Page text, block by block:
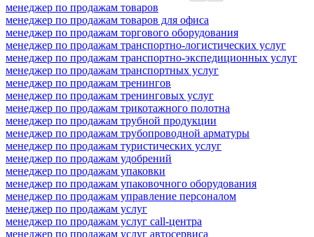
менеджер по продажам товаров
менеджер по продажам товаров для офиса
менеджер по продажам торгового оборудования
менеджер по продажам транспортно-логистических услуг
менеджер по продажам транспортно-экспедиционных услуг
менеджер по продажам транспортных услуг
менеджер по продажам тренингов
менеджер по продажам тренинговых услуг
менеджер по продажам трикотажного полотна
менеджер по продажам трубной продукции
менеджер по продажам трубопроводной арматуры
менеджер по продажам туристических услуг
менеджер по продажам удобрений
менеджер по продажам упаковки
менеджер по продажам упаковочного оборудования
менеджер по продажам управление персоналом
менеджер по продажам услуг
менеджер по продажам услуг call-центра
менеджер по продажам услуг автосервиса